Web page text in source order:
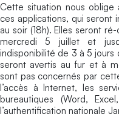
Cette situation nous
ces applications, qui seront
au soir (18h). Elles seront
mercredi 5 juillet et
indisponibilité de 3 à 5 jours
seront avertis au fur et à
sont pas concernés par
l’accès à Internet, les
bureautiques (Word,
l’authentification nationale